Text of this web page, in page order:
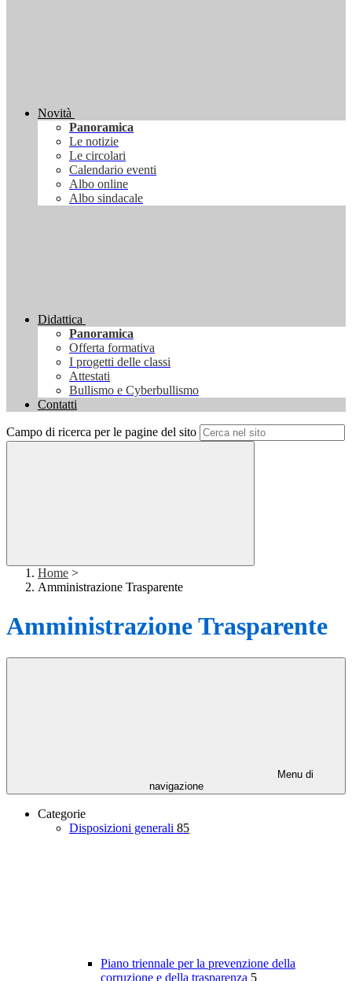
Novità
Panoramica
Le notizie
Le circolari
Calendario eventi
Albo online
Albo sindacale
Didattica
Panoramica
Offerta formativa
I progetti delle classi
Attestati
Bullismo e Cyberbullismo
Contatti
Campo di ricerca per le pagine del sito
Home >
Amministrazione Trasparente
Amministrazione Trasparente
Menu di
navigazione
Categorie
Disposizioni generali 85
Piano triennale per la prevenzione della
corruzione e della trasparenza 5